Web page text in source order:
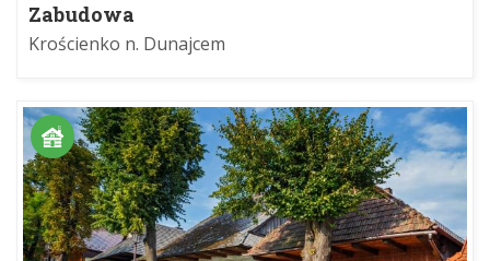
Zabudowa
Krościenko n. Dunajcem